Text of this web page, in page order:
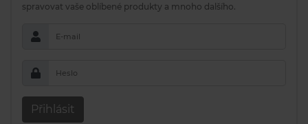
spravovat vaše oblíbené produkty a mnoho dalšího.
E-mail
Heslo
Přihlásit